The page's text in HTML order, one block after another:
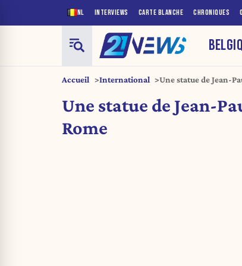
NL INTERVIEWS CARTE BLANCHE CHRONIQUES
Accueil International Une statue de Jean-
Une statue de Jean-
Rome